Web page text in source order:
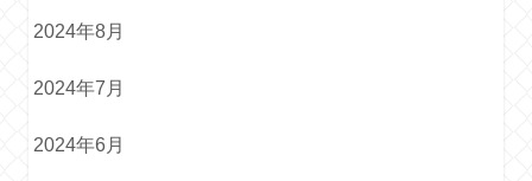
2024年8月
2024年7月
2024年6月